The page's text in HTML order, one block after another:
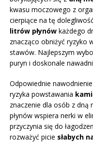
kwasu moczowego z
cierpiące na tę
litrów płynów każdego
znacząco obniżyć ryzyko
stawów. Najlepszym
puryn i doskonale
Odpowiednie
ryzyka powstawania
znaczenie dla osób z dną
płynów wspiera nerki w
przyczynia się do
rozważyć picie słabych